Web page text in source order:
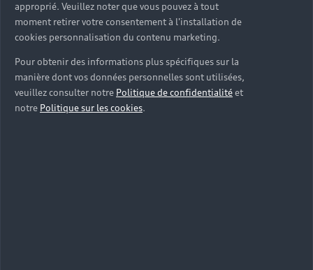
approprié. Veuillez noter que vous pouvez à tout
moment retirer votre consentement à l'installation de
cookies personnalisation du contenu marketing.
Pour obtenir des informations plus spécifiques sur la
manière dont vos données personnelles sont utilisées,
veuillez consulter notre Politique de confidentialitéet
notre Politique sur les cookies.